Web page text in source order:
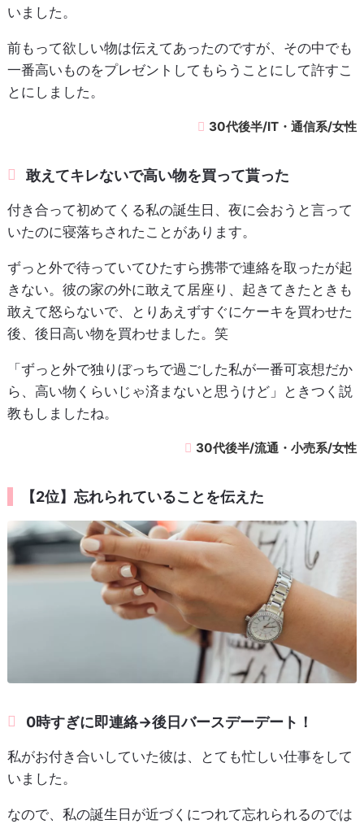
いました。
前もって欲しい物は伝えてあったのですが、その中でも
一番高いものをプレゼントしてもらうことにして許すこ
とにしました。
30代後半/IT・通信系/女性
敢えてキレないで高い物を買って貰った
付き合って初めてくる私の誕生日、夜に会おうと言って
いたのに寝落ちされたことがあります。
ずっと外で待っていてひたすら携帯で連絡を取ったが起
きない。彼の家の外に敢えて居座り、起きてきたときも
敢えて怒らないで、とりあえずすぐにケーキを買わせた
後、後日高い物を買わせました。笑
「ずっと外で独りぼっちで過ごした私が一番可哀想だか
ら、高い物くらいじゃ済まないと思うけど」ときつく説
教もしましたね。
30代後半/流通・小売系/女性
【2位】忘れられていることを伝えた
0時すぎに即連絡→後日バースデーデート！
私がお付き合いしていた彼は、とても忙しい仕事をして
いました。
なので、私の誕生日が近づくにつれて忘れられるのでは